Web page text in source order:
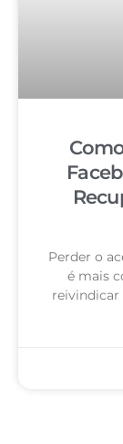
Perder o
é mais
reivindicar